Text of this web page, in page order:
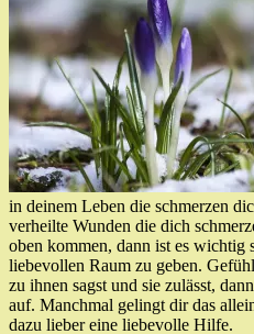
in deinem Leben die schmerzen
verheilte Wunden die dich
oben kommen, dann ist es wichtig
liebevollen Raum zu geben.
zu ihnen sagst und sie zulässt,
auf. Manchmal gelingt dir das
dazu lieber eine liebevolle Hilfe.